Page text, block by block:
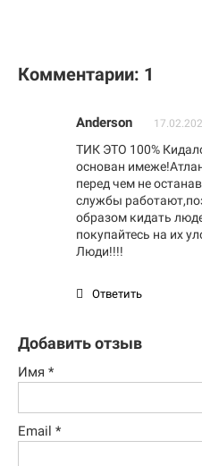
Комментарии: 1
Anderson
ТИК ЭТО 100%
основан
перед чем не
службы
образом кидать
покупайтесь на их
Люди!!!!
Ответить
Добавить отзыв
Имя *
Email *